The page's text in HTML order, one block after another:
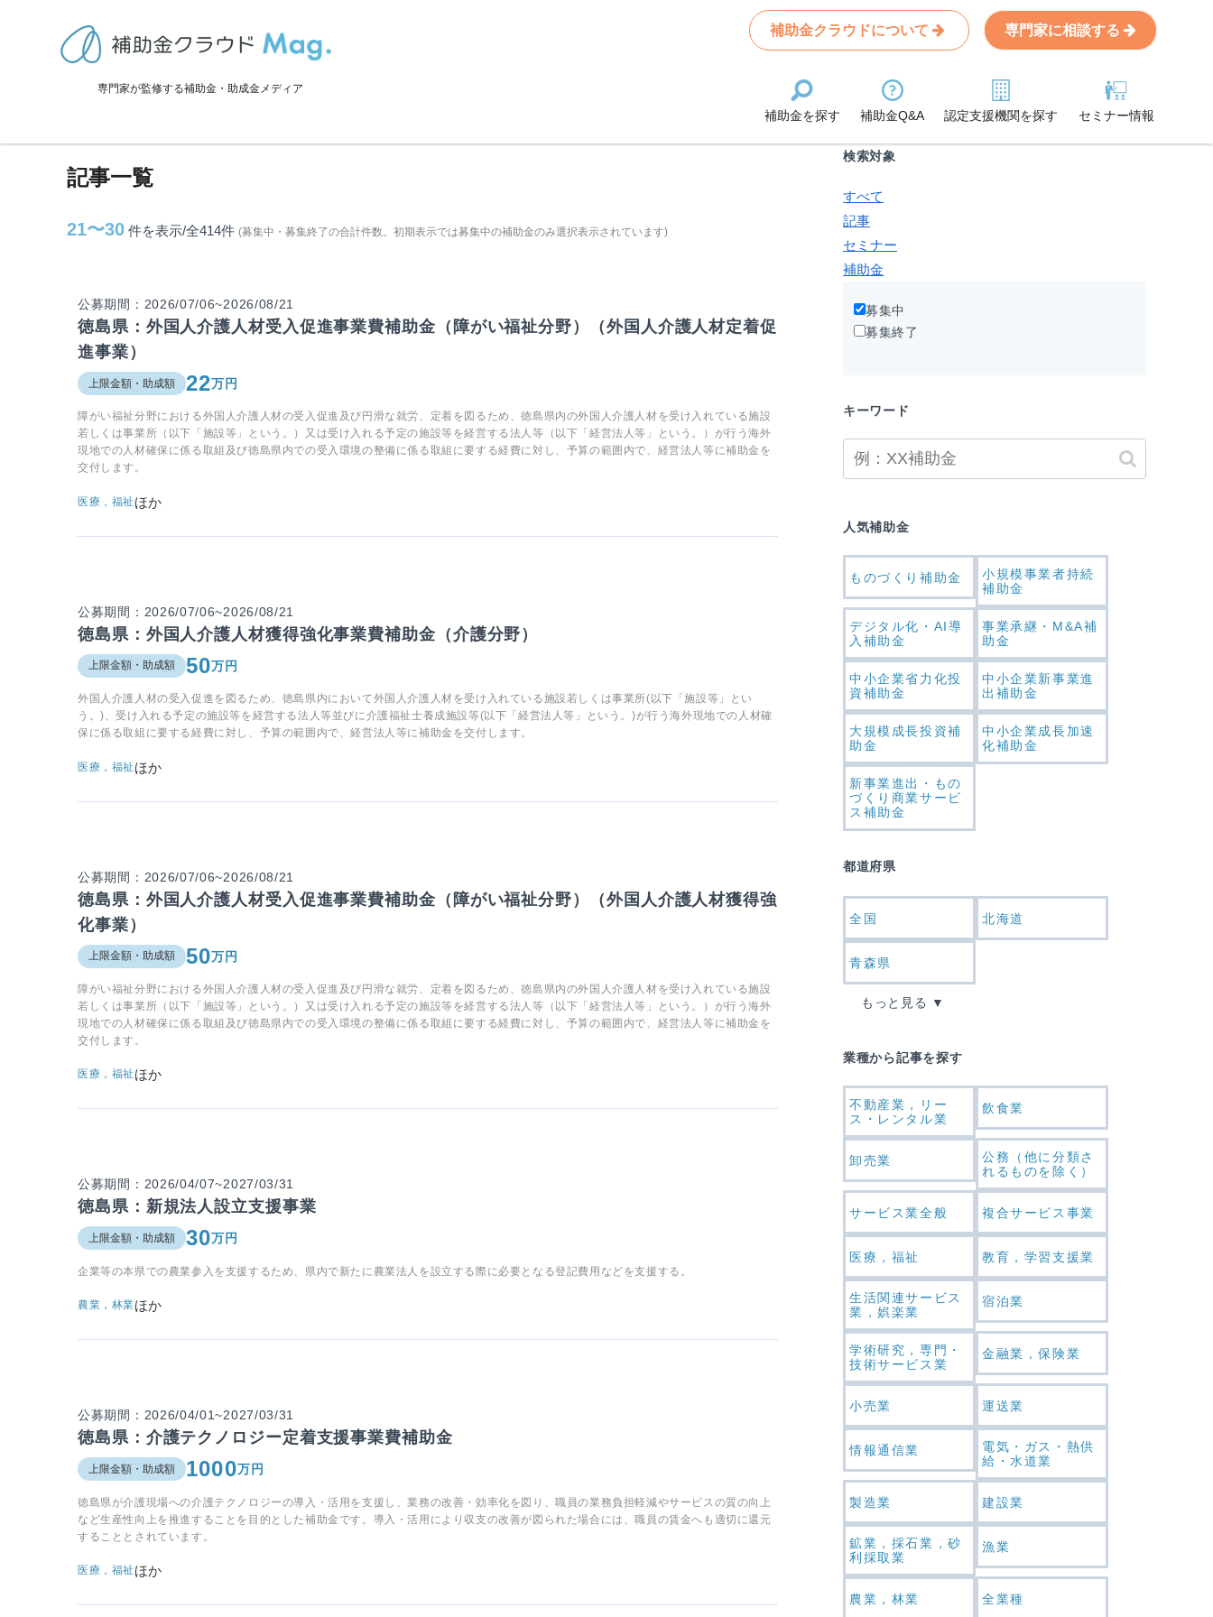
専門家が監修する補助金・助成金メディア
補助金クラウドについて 専門家に相談する
補助金を探す 補助金Q&A 認定支援機関を探す セミナー情報
>補助金・助成金詳細
徳島県に関連する記事
記事一覧
21〜30 件を表示/全414件 (募集中・募集終了の合計件数。初期表示では募集中の補助金のみ選択表示されています)
公募期間：2026/07/06~2026/08/21
徳島県：外国人介護人材受入促進事業費補助金（障がい福祉分野）（外国人介護人材定着促
進事業）
上限金額・助成額 22万円
障がい福祉分野における外国人介護人材の受入促進及び円滑な就労、定着を図るため、徳島県内の外国人介護人材を受け入れている施設
若しくは事業所（以下「施設等」という。）又は受け入れる予定の施設等を経営する法人等（以下「経営法人等」という。）が行う海外
現地での人材確保に係る取組及び徳島県内での受入環境の整備に係る取組に要する経費に対し、予算の範囲内で、経営法人等に補助金を
交付します。
医療，福祉ほか
公募期間：2026/07/06~2026/08/21
徳島県：外国人介護人材獲得強化事業費補助金（介護分野）
上限金額・助成額 50万円
外国人介護人材の受入促進を図るため、徳島県内において外国人介護人材を受け入れている施設若しくは事業所(以下「施設等」とい
う。)、受け入れる予定の施設等を経営する法人等並びに介護福祉士養成施設等(以下「経営法人等」という。)が行う海外現地での人材確
保に係る取組に要する経費に対し、予算の範囲内で、経営法人等に補助金を交付します。
医療，福祉ほか
公募期間：2026/07/06~2026/08/21
徳島県：外国人介護人材受入促進事業費補助金（障がい福祉分野）（外国人介護人材獲得強
化事業）
上限金額・助成額 50万円
障がい福祉分野における外国人介護人材の受入促進及び円滑な就労、定着を図るため、徳島県内の外国人介護人材を受け入れている施設
若しくは事業所（以下「施設等」という。）又は受け入れる予定の施設等を経営する法人等（以下「経営法人等」という。）が行う海外
現地での人材確保に係る取組及び徳島県内での受入環境の整備に係る取組に要する経費に対し、予算の範囲内で、経営法人等に補助金を
交付します。
医療，福祉ほか
公募期間：2026/04/07~2027/03/31
徳島県：新規法人設立支援事業
上限金額・助成額 30万円
企業等の本県での農業参入を支援するため、県内で新たに農業法人を設立する際に必要となる登記費用などを支援する。
農業，林業ほか
公募期間：2026/04/01~2027/03/31
徳島県：介護テクノロジー定着支援事業費補助金
上限金額・助成額 1000万円
徳島県が介護現場への介護テクノロジーの導入・活用を支援し、業務の改善・効率化を図り、職員の業務負担軽減やサービスの質の向上
など生産性向上を推進することを目的とした補助金です。導入・活用により収支の改善が図られた場合には、職員の賃金へも適切に還元
することとされています。
医療，福祉ほか
Search
条件から記事を探す
検索対象
すべて
記事
セミナー
補助金
募集中
募集終了
キーワード
人気補助金
ものづくり補助金
小規模事業者持続
補助金
デジタル化・AI導
入補助金
事業承継・M&A補
助金
中小企業省力化投
資補助金
中小企業新事業進
出補助金
大規模成長投資補
助金
中小企業成長加速
化補助金
新事業進出・もの
づくり商業サービ
ス補助金
都道府県
全国 北海道
青森県
もっと見る
業種から記事を探す
不動産業，リー
ス・レンタル業
飲食業
卸売業
公務（他に分類さ
れるものを除く）
サービス業全般 複合サービス事業
医療，福祉 教育，学習支援業
生活関連サービス
業，娯楽業
宿泊業
学術研究，専門・
技術サービス業
金融業，保険業
小売業 運送業
情報通信業
電気・ガス・熱供
給・水道業
製造業 建設業
鉱業，採石業，砂
利採取業
漁業
農業，林業 全業種